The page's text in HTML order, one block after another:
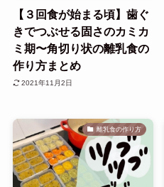
【３回食が始まる頃】歯ぐ
きでつぶせる固さのカミカ
ミ期〜角切り状の離乳食の
作り方まとめ
2021年11月2日
離乳食の作り方